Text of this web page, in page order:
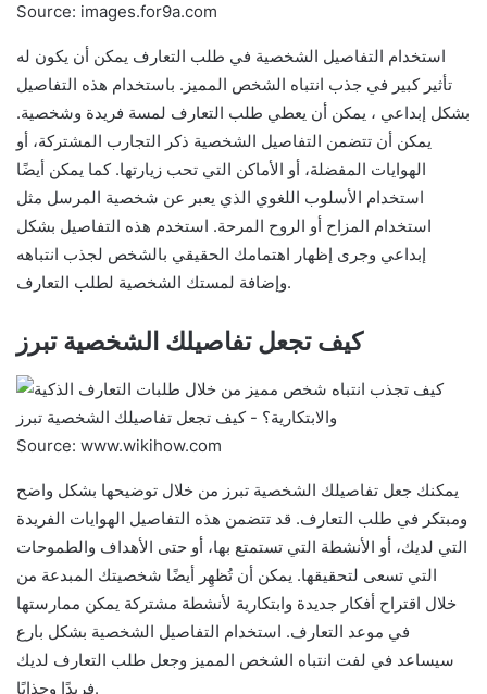
Source: images.for9a.com
استخدام التفاصيل الشخصية في طلب التعارف يمكن أن يكون له
تأثير كبير في جذب انتباه الشخص المميز. باستخدام هذه التفاصيل
بشكل إبداعي ، يمكن أن يعطي طلب التعارف لمسة فريدة وشخصية.
يمكن أن تتضمن التفاصيل الشخصية ذكر التجارب المشتركة، أو
الهوايات المفضلة، أو الأماكن التي تحب زيارتها. كما يمكن أيضًا
استخدام الأسلوب اللغوي الذي يعبر عن شخصية المرسل مثل
استخدام المزاح أو الروح المرحة. استخدم هذه التفاصيل بشكل
إبداعي وجرى إظهار اهتمامك الحقيقي بالشخص لجذب انتباهه
وإضافة لمستك الشخصية لطلب التعارف.
كيف تجعل تفاصيلك الشخصية تبرز
Source: www.wikihow.com
يمكنك جعل تفاصيلك الشخصية تبرز من خلال توضيحها بشكل واضح
ومبتكر في طلب التعارف. قد تتضمن هذه التفاصيل الهوايات الفريدة
التي لديك، أو الأنشطة التي تستمتع بها، أو حتى الأهداف والطموحات
التي تسعى لتحقيقها. يمكن أن تُظهِر أيضًا شخصيتك المبدعة من
خلال اقتراح أفكار جديدة وابتكارية لأنشطة مشتركة يمكن ممارستها
في موعد التعارف. استخدام التفاصيل الشخصية بشكل بارع
سيساعد في لفت انتباه الشخص المميز وجعل طلب التعارف لديك
فريدًا وجذابًا.